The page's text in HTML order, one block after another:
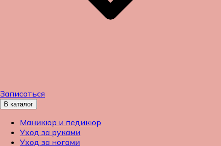
Записаться
В каталог
Маникюр и педикюр
Уход за руками
Уход за ногами